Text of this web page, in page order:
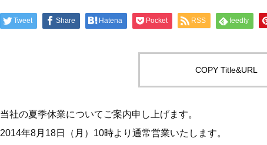
Tweet Share Hatena Pocket RSS feedly
COPY Title&URL
当社の夏季休業についてご案内申し上げます。
2014年8月18日（月）10時より通常営業いたします。